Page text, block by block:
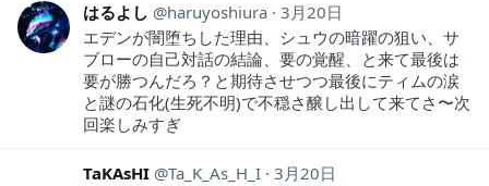
はるよし haruyoshiura 3月20日
エデンが闇堕ちした理由、シュウの暗躍の狙い、サ
ブローの自己対話の結論、要の覚醒、と来て最後は
要が勝つんだろ？と期待させつつ最後にティムの涙
と謎の石化(生死不明)で不穏さ醸し出して来てさ〜次
回楽しみすぎ
TaKAsHI Ta_K_As_H_I 3月20日